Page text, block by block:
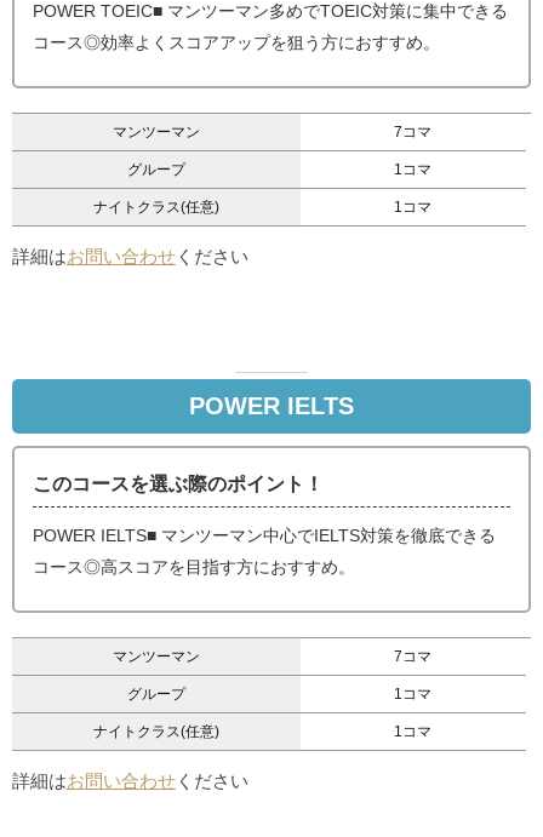
POWER TOEIC■ マンツーマン多めでTOEIC対策に集中できる
コース◎効率よくスコアアップを狙う方におすすめ。
マンツーマン 7コマ
グループ 1コマ
ナイトクラス(任意) 1コマ
詳細はお問い合わせ ください
POWER IELTS
このコースを選ぶ際のポイント！
POWER IELTS■ マンツーマン中心でIELTS対策を徹底できる
コース◎高スコアを目指す方におすすめ。
マンツーマン 7コマ
グループ 1コマ
ナイトクラス(任意) 1コマ
詳細はお問い合わせ ください